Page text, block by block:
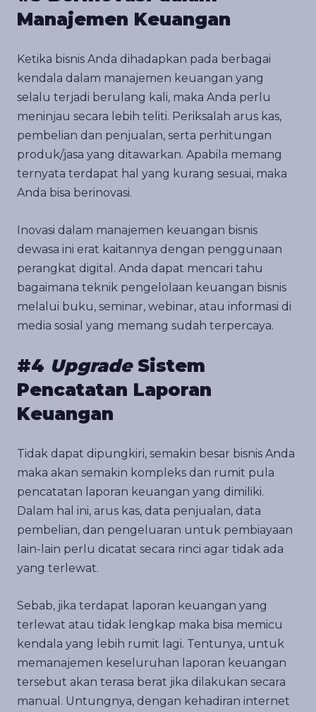
Manajemen Keuangan
Ketika bisnis Anda dihadapkan pada berbagai
kendala dalam manajemen keuangan yang
selalu terjadi berulang kali, maka Anda perlu
meninjau secara lebih teliti. Periksalah arus kas,
pembelian dan penjualan, serta perhitungan
produk/jasa yang ditawarkan. Apabila memang
ternyata terdapat hal yang kurang sesuai, maka
Anda bisa berinovasi.
Inovasi dalam manajemen keuangan bisnis
dewasa ini erat kaitannya dengan penggunaan
perangkat digital. Anda dapat mencari tahu
bagaimana teknik pengelolaan keuangan bisnis
melalui buku, seminar, webinar, atau informasi di
media sosial yang memang sudah terpercaya.
#4 Upgrade Sistem
Pencatatan Laporan
Keuangan
Tidak dapat dipungkiri, semakin besar bisnis Anda
maka akan semakin kompleks dan rumit pula
pencatatan laporan keuangan yang dimiliki.
Dalam hal ini, arus kas, data penjualan, data
pembelian, dan pengeluaran untuk pembiayaan
lain-lain perlu dicatat secara rinci agar tidak ada
yang terlewat.
Sebab, jika terdapat laporan keuangan yang
terlewat atau tidak lengkap maka bisa memicu
kendala yang lebih rumit lagi. Tentunya, untuk
memanajemen keseluruhan laporan keuangan
tersebut akan terasa berat jika dilakukan secara
manual. Untungnya, dengan kehadiran internet